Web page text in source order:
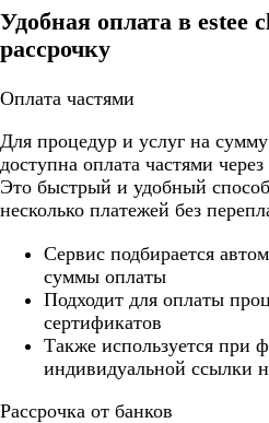
Удобная оплата в estee
рассрочку
Оплата частями
Для процедур и услуг на
доступна оплата частями
Это быстрый и удобный
несколько платежей без
Cервис подбирается
суммы оплаты
Подходит для оплаты
сертификатов
Также используется при
индивидуальной ссылки
Рассрочка от банков